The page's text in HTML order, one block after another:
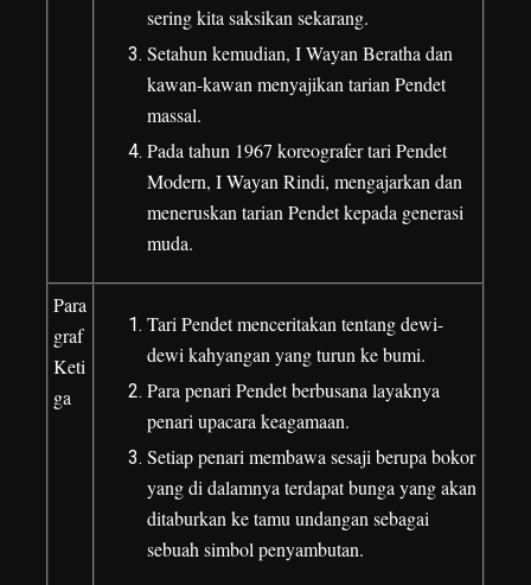
sering kita saksikan sekarang.
Setahun kemudian, I Wayan Beratha dan
kawan-kawan menyajikan tarian Pendet
massal.
Pada tahun 1967 koreografer tari Pendet
Modern, I Wayan Rindi, mengajarkan dan
meneruskan tarian Pendet kepada generasi
muda.
Para
graf
Keti
ga
Tari Pendet menceritakan tentang dewi-
dewi kahyangan yang turun ke bumi.
Para penari Pendet berbusana layaknya
penari upacara keagamaan.
Setiap penari membawa sesaji berupa bokor
yang di dalamnya terdapat bunga yang akan
ditaburkan ke tamu undangan sebagai
sebuah simbol penyambutan.